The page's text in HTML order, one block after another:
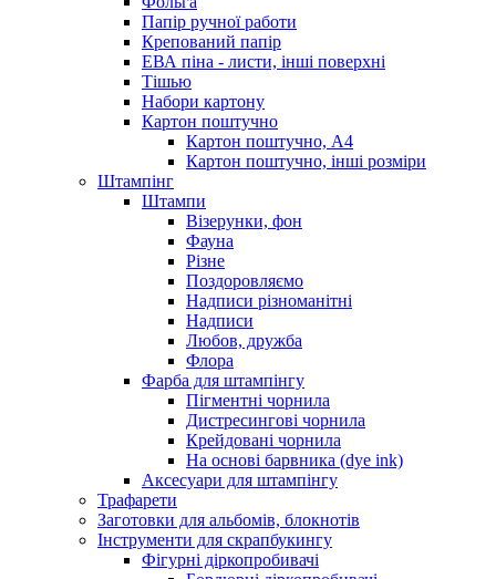
Папір ручної работи
Крепований папір
ЕВА піна - листи, інші поверхні
Тішью
Набори картону
Картон поштучно
Картон поштучно, А4
Картон поштучно, інші розміри
Штампінг
Штампи
Візерунки, фон
Фауна
Різне
Поздоровляємо
Надписи різноманітні
Надписи
Любов, дружба
Флора
Фарба для штампінгу
Пігментні чорнила
Дистресингові чорнила
Крейдовані чорнила
На основі барвника (dye ink)
Аксесуари для штампінгу
Трафарети
Заготовки для альбомів, блокнотів
Інструменти для скрапбукингу
Фігурні діркопробивачі